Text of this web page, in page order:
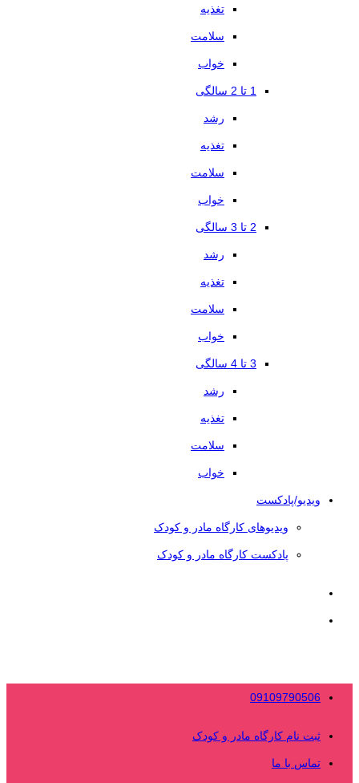
تغذیه
سلامت
خواب
1 تا 2 سالگی
رشد
تغذیه
سلامت
خواب
2 تا 3 سالگی
رشد
تغذیه
سلامت
خواب
3 تا 4 سالگی
رشد
تغذیه
سلامت
خواب
ویدیو/پادکست
ویدیوهای کارگاه مادر و کودک
پادکست کارگاه مادر و کودک
09109790506
ثبت نام کارگاه مادر و کودک
تماس با ما